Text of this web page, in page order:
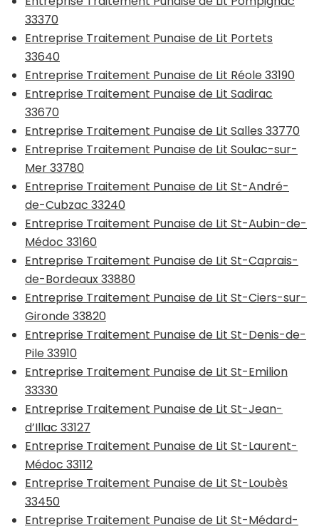
33370
Entreprise Traitement Punaise de Lit Portets
33640
Entreprise Traitement Punaise de Lit Réole 33190
Entreprise Traitement Punaise de Lit Sadirac
33670
Entreprise Traitement Punaise de Lit Salles 33770
Entreprise Traitement Punaise de Lit Soulac-sur-
Mer 33780
Entreprise Traitement Punaise de Lit St-André-
de-Cubzac 33240
Entreprise Traitement Punaise de Lit St-Aubin-de-
Médoc 33160
Entreprise Traitement Punaise de Lit St-Caprais-
de-Bordeaux 33880
Entreprise Traitement Punaise de Lit St-Ciers-sur-
Gironde 33820
Entreprise Traitement Punaise de Lit St-Denis-de-
Pile 33910
Entreprise Traitement Punaise de Lit St-Emilion
33330
Entreprise Traitement Punaise de Lit St-Jean-
d’Illac 33127
Entreprise Traitement Punaise de Lit St-Laurent-
Médoc 33112
Entreprise Traitement Punaise de Lit St-Loubès
33450
Entreprise Traitement Punaise de Lit St-Médard-